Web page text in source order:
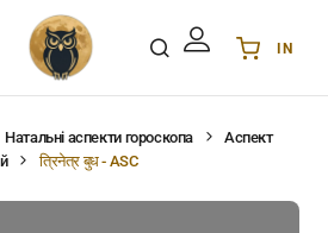
IN
DE
PL Polski
Натальні аспекти гороскопа
Аспект
त्रिनेत्र बुध - ASC